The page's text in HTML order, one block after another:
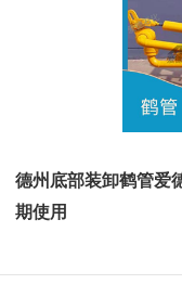
德州底部装卸鹤管爱
期使用